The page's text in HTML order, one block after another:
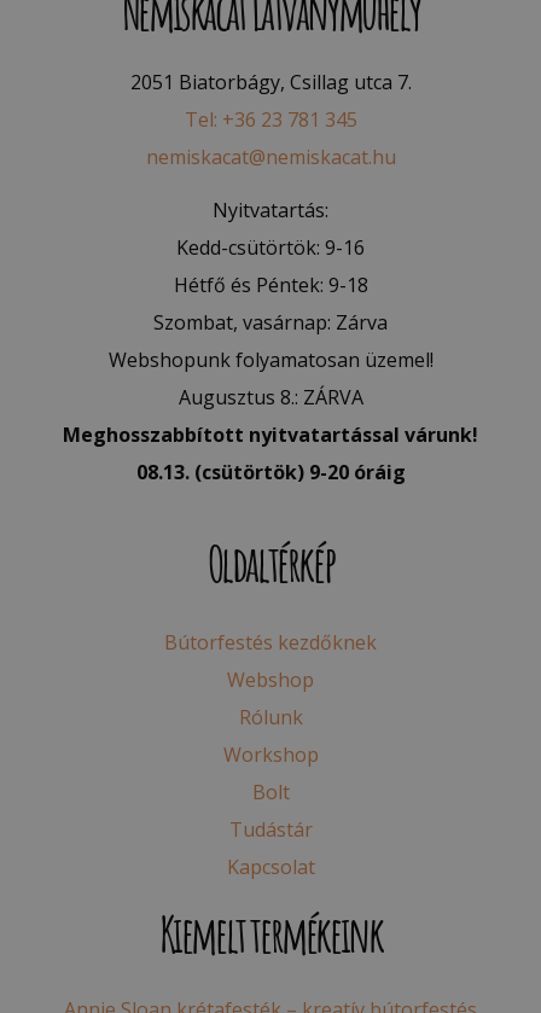
2051 Biatorbágy, Csillag utca 7.
Tel: +36 23 781 345
nemiskacat@nemiskacat.hu
Nyitvatartás:
Kedd-csütörtök: 9-16
Hétfő és Péntek: 9-18
Szombat, vasárnap: Zárva
Webshopunk folyamatosan üzemel!
Augusztus 8.: ZÁRVA
Meghosszabbított nyitvatartással várunk!
08.13. (csütörtök) 9-20 óráig
Oldaltérkép
Bútorfestés kezdőknek
Webshop
Rólunk
Workshop
Bolt
Tudástár
Kapcsolat
Kiemelt termékeink